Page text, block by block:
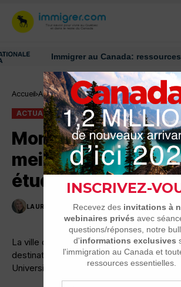
Immigrer au Canada: ressources et
Accueil Actualité Montréal, une des 10 meilleures
ACTUALITÉ
Montréal, une des
meilleures villes
étudier
LAURENCE NADEAU 1 MINUTES DE LECTURE
La ville de Montréal serait une des 10
destinations pour faire des études selon
University Rankings.